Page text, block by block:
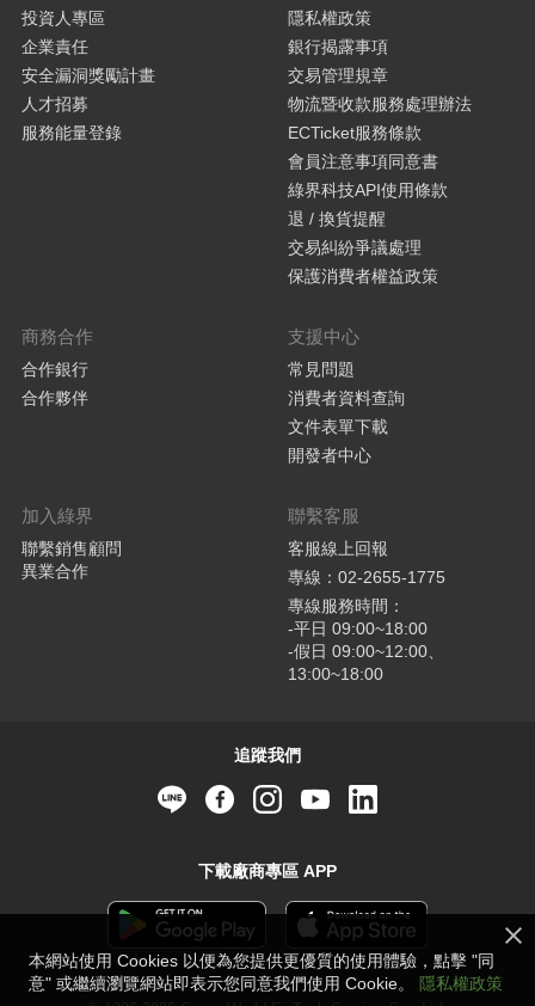
投資人專區
企業責任
安全漏洞獎勵計畫
人才招募
服務能量登錄
隱私權政策
銀行揭露事項
交易管理規章
物流暨收款服務處理辦法
ECTicket服務條款
會員注意事項同意書
綠界科技API使用條款
退 / 換貨提醒
交易糾紛爭議處理
保護消費者權益政策
商務合作
合作銀行
合作夥伴
支援中心
常見問題
消費者資料查詢
文件表單下載
開發者中心
加入綠界
聯繫銷售顧問
異業合作
聯繫客服
客服線上回報
專線：02-2655-1775
專線服務時間：
-平日 09:00~18:00
-假日 09:00~12:00、
13:00~18:00
追蹤我們
下載廠商專區 APP
本網站使用 Cookies 以便為您提供更優質的使用體驗，點擊 "同
意" 或繼續瀏覽網站即表示您同意我們使用 Cookie。
隱私權政策